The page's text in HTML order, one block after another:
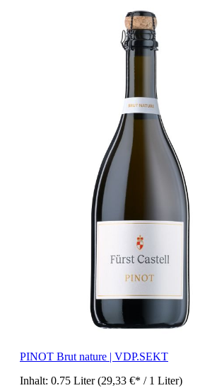
PINOT Brut nature | VDP.SEKT
Inhalt: 0.75 Liter(29,33 €* / 1 Liter)